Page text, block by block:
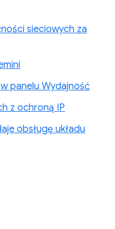
sieciowych za
panelu Wydajność
z ochroną IP
obsługę układu